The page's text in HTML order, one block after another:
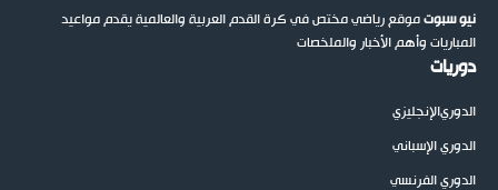
نيو سبوتموقع رياضي مختص في كرة القدم العربية والعالمية يقدم مواعيد
المباريات وأهم الأخبار والملخصات
دوريات
الدوريالإنجليزي
الدوري الإسباني
الدوري الفرنسي